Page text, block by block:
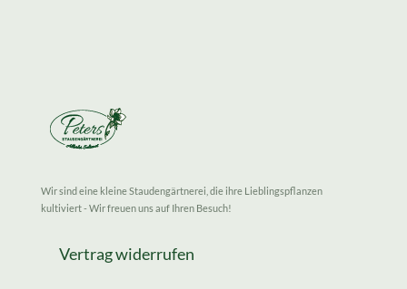
Wir sind eine kleine Staudengärtnerei, die ihre Lieblingspflanzen
kultiviert - Wir freuen uns auf Ihren Besuch!
Vertrag widerrufen